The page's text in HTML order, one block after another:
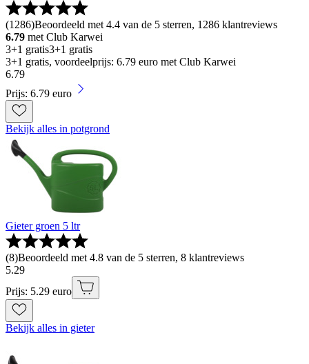
(1286)Beoordeeld met 4.4 van de 5 sterren, 1286 klantreviews
6.79 met Club Karwei
3+1 gratis3+1 gratis
3+1 gratis, voordeelprijs: 6.79 euro met Club Karwei
6.79
Prijs: 6.79 euro
Bekijk alles in potgrond
Gieter groen 5 ltr
(8)Beoordeeld met 4.8 van de 5 sterren, 8 klantreviews
5.29
Prijs: 5.29 euro
Bekijk alles in gieter